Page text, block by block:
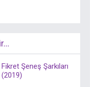
Fikret Şeneş Şarkıları
(2019)